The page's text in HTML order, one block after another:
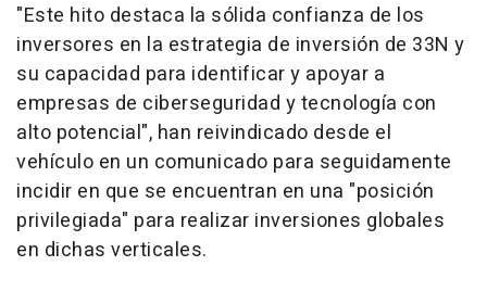
"Este hito destaca la sólida confianza de los
inversores en la estrategia de inversión de 33N y
su capacidad para identificar y apoyar a
empresas de ciberseguridad y tecnología con
alto potencial", han reivindicado desde el
vehículo en un comunicado para seguidamente
incidir en que se encuentran en una "posición
privilegiada" para realizar inversiones globales
en dichas verticales.